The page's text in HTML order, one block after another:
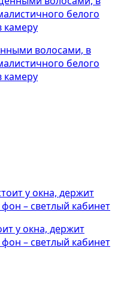
волосами, в
белого
камеру
у окна, держит
– светлый кабинет